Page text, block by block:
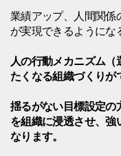
業績アップ、人間関係
が実現できるようにな
人の行動メカニズム
たくなる組織づくりが
揺るがない目標設定の
を組織に浸透させ、強
なります。